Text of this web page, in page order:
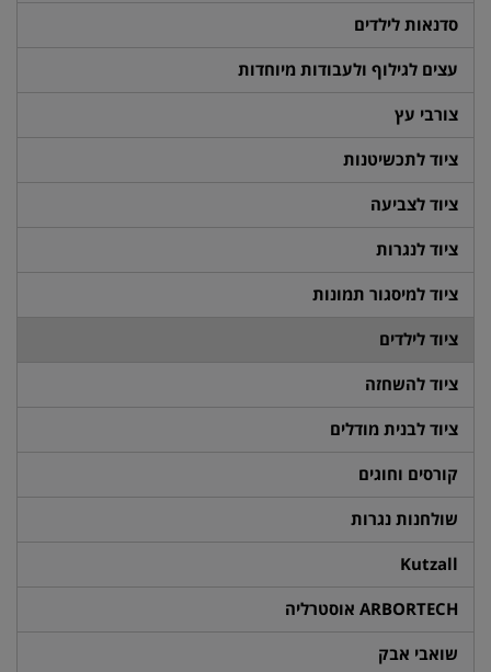
סדנאות לילדים
עצים לגילוף ולעבודות מיוחדות
צורבי עץ
ציוד לתכשיטנות
ציוד לצביעה
ציוד לנגרות
ציוד למיסגור תמונות
ציוד לילדים
ציוד להשחזה
ציוד לבנית מודלים
קורסים וחוגים
שולחנות נגרות
Kutzall
ARBORTECH אוסטרליה
שואבי אבק